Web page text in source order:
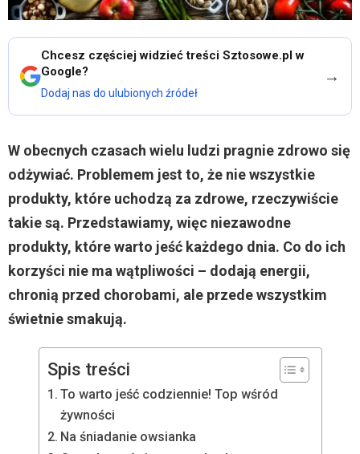
Chcesz częściej widzieć treści Sztosowe.pl w
Google?
Dodaj nas do ulubionych źródeł
→
W obecnych czasach wielu ludzi pragnie zdrowo się
odżywiać. Problemem jest to, że nie wszystkie
produkty, które uchodzą za zdrowe, rzeczywiście
takie są. Przedstawiamy, więc niezawodne
produkty, które warto jeść każdego dnia. Co do ich
korzyści nie ma wątpliwości – dodają energii,
chronią przed chorobami, ale przede wszystkim
świetnie smakują.
Spis treści
To warto jeść codziennie! Top wśród
żywności
Na śniadanie owsianka